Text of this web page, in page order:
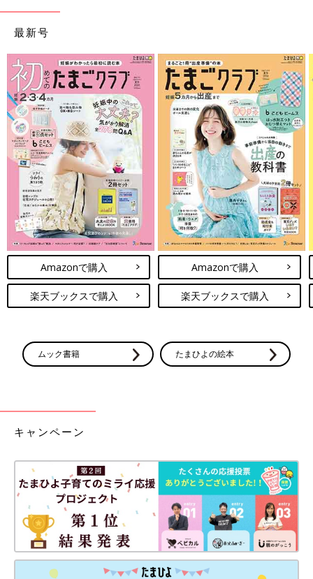
最新号
Amazonで購入
楽天ブックスで購入
Amazonで購入
楽天ブックスで購入
ムック書籍 たまひよの絵本
キャンペーン